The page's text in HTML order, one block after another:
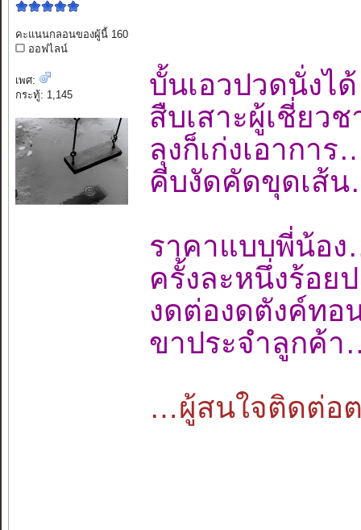
คะแนนกลอนของผู้นี้ 160
ออฟไลน์
เพศ:
กระทู้: 1,145
บั้นเอวปวดนั่ง
สืบเสาะผู้เชี่ย
ลุงก็เก่งเอาก
คีบงัดคัดขุดเ
ราคาแบบพี่น้
ครั้งละหนึ่งร้อ
งดต่องดตังค์ท
ขาประจำลูกค้
…ผู้สนใจติดต่อต